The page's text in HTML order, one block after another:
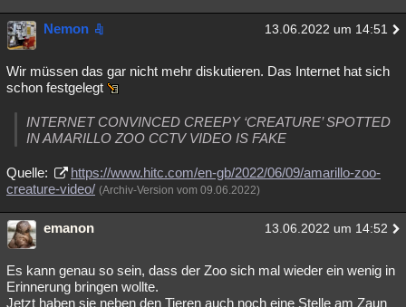
Nemon 13.06.2022 um 14:51
Wir müssen das gar nicht mehr diskutieren. Das Internet hat sich
schon festgelegt
INTERNET CONVINCED CREEPY ‘CREATURE’ SPOTTED
IN AMARILLO ZOO CCTV VIDEO IS FAKE
Quelle:
https://www.hitc.com/en-gb/2022/06/09/amarillo-zoo-
creature-video/ (Archiv-Version vom 09.06.2022)
emanon 13.06.2022 um 14:52
Es kann genau so sein, dass der Zoo sich mal wieder ein wenig in
Erinnerung bringen wollte.
Jetzt haben sie neben den Tieren auch noch eine Stelle am Zaun